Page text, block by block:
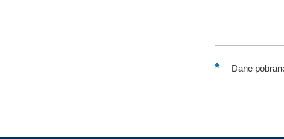
–Dane